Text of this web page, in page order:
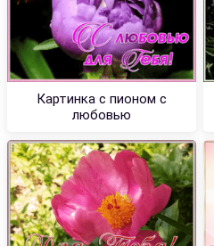
Картинка с пионом с
любовью